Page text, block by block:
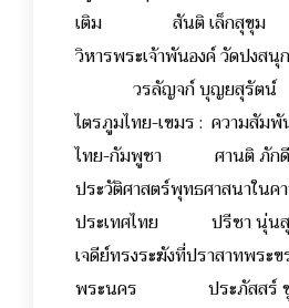
เติม สันติ เล็กสุขุม
วิหารพระเจ้าพันองค์ วัดปงส
วรลัญจก์ บุญยสุรัตน์
ไตรภูมไทย-เขมร : ความสัม
ไทย-กัมพูชา ศานติ ภักดี
ประวัติศาสตร์พุทธศาสนาในค
ประเทศไทย ปรีชา นุ่น
เจดีย์ทรงระฆังที่ปราสาทพระข
พระนคร ประภัสสร์ ชู